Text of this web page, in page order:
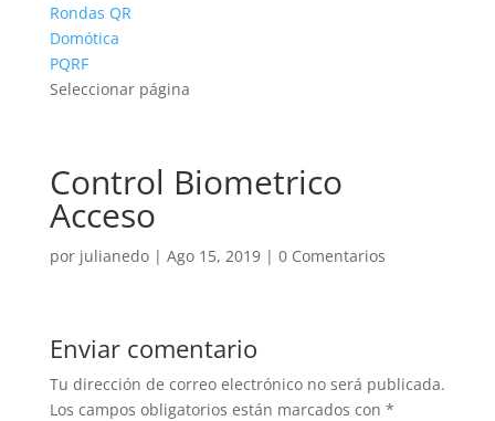
Rondas QR
Domótica
PQRF
Seleccionar página
Control Biometrico
Acceso
por julianedo| Ago 15, 2019| 0 Comentarios
Enviar comentario
Tu dirección de correo electrónico no será publicada.
Los campos obligatorios están marcados con *